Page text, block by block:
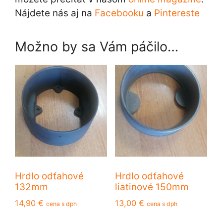
Nájdete nás aj na Facebooku a Pintereste
Možno by sa Vám páčilo…
Hrdlo odťahové
132mm
14,90 € cena s dph
Hrdlo odťahové
liatinové 150mm
13,00 € cena s dph